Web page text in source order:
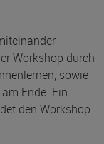
Workshop durch
sowie
Ende. Ein
den Workshop